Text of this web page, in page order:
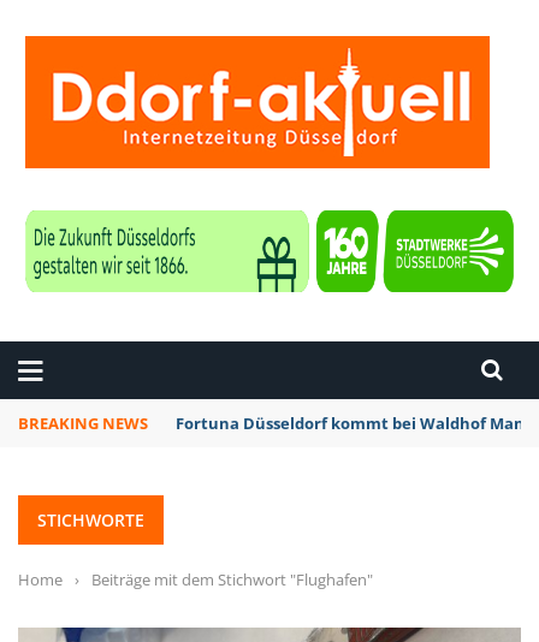
BREAKING NEWS Fortuna Düsseldorf kommt bei Waldhof
STICHWORTE
Home › Beiträge mit dem Stichwort "Flughafen"